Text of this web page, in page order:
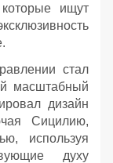
которые ищут
стал
масштабный
дизайн
Сицилию,
используя
духу